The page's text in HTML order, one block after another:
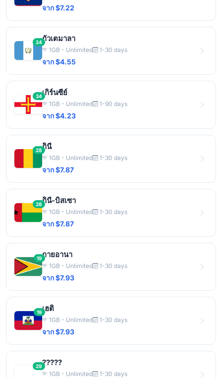
จาก $7.22
24กัวเตมาลา
1GB - Unlimited 1-30 days
จาก $4.55
34เกิร์นซีย์
1GB - Unlimited 1-90 days
จาก $4.23
28กินี
1GB - Unlimited 1-30 days
จาก $7.87
28กินี-บิสเซา
1GB - Unlimited 1-30 days
จาก $7.87
19กายอานา
1GB - Unlimited 1-30 days
จาก $7.93
19เฮติ
1GB - Unlimited 1-30 days
จาก $7.93
29?????
1GB - Unlimited 1-30 days